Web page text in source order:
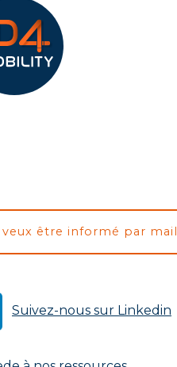
veux être informé par mail
Suivez-nous sur Linkedin